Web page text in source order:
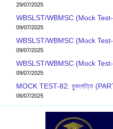
29/07/2025
WBSLST/WBMSC (Mock Test-
09/07/2025
WBSLST/WBMSC (Mock Test-
09/07/2025
WBSLST/WBMSC (Mock Test-
09/07/2025
MOCK TEST-82: ব‍্যুৎপত্তি
06/07/2025